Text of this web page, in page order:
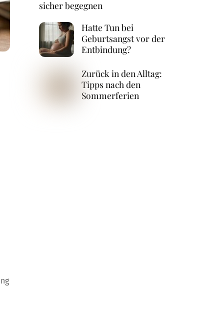
sicher begegnen
Hatte Tun bei
Geburtsangst vor der
Entbindung?
Zurück in den Alltag:
Tipps nach den
Sommerferien